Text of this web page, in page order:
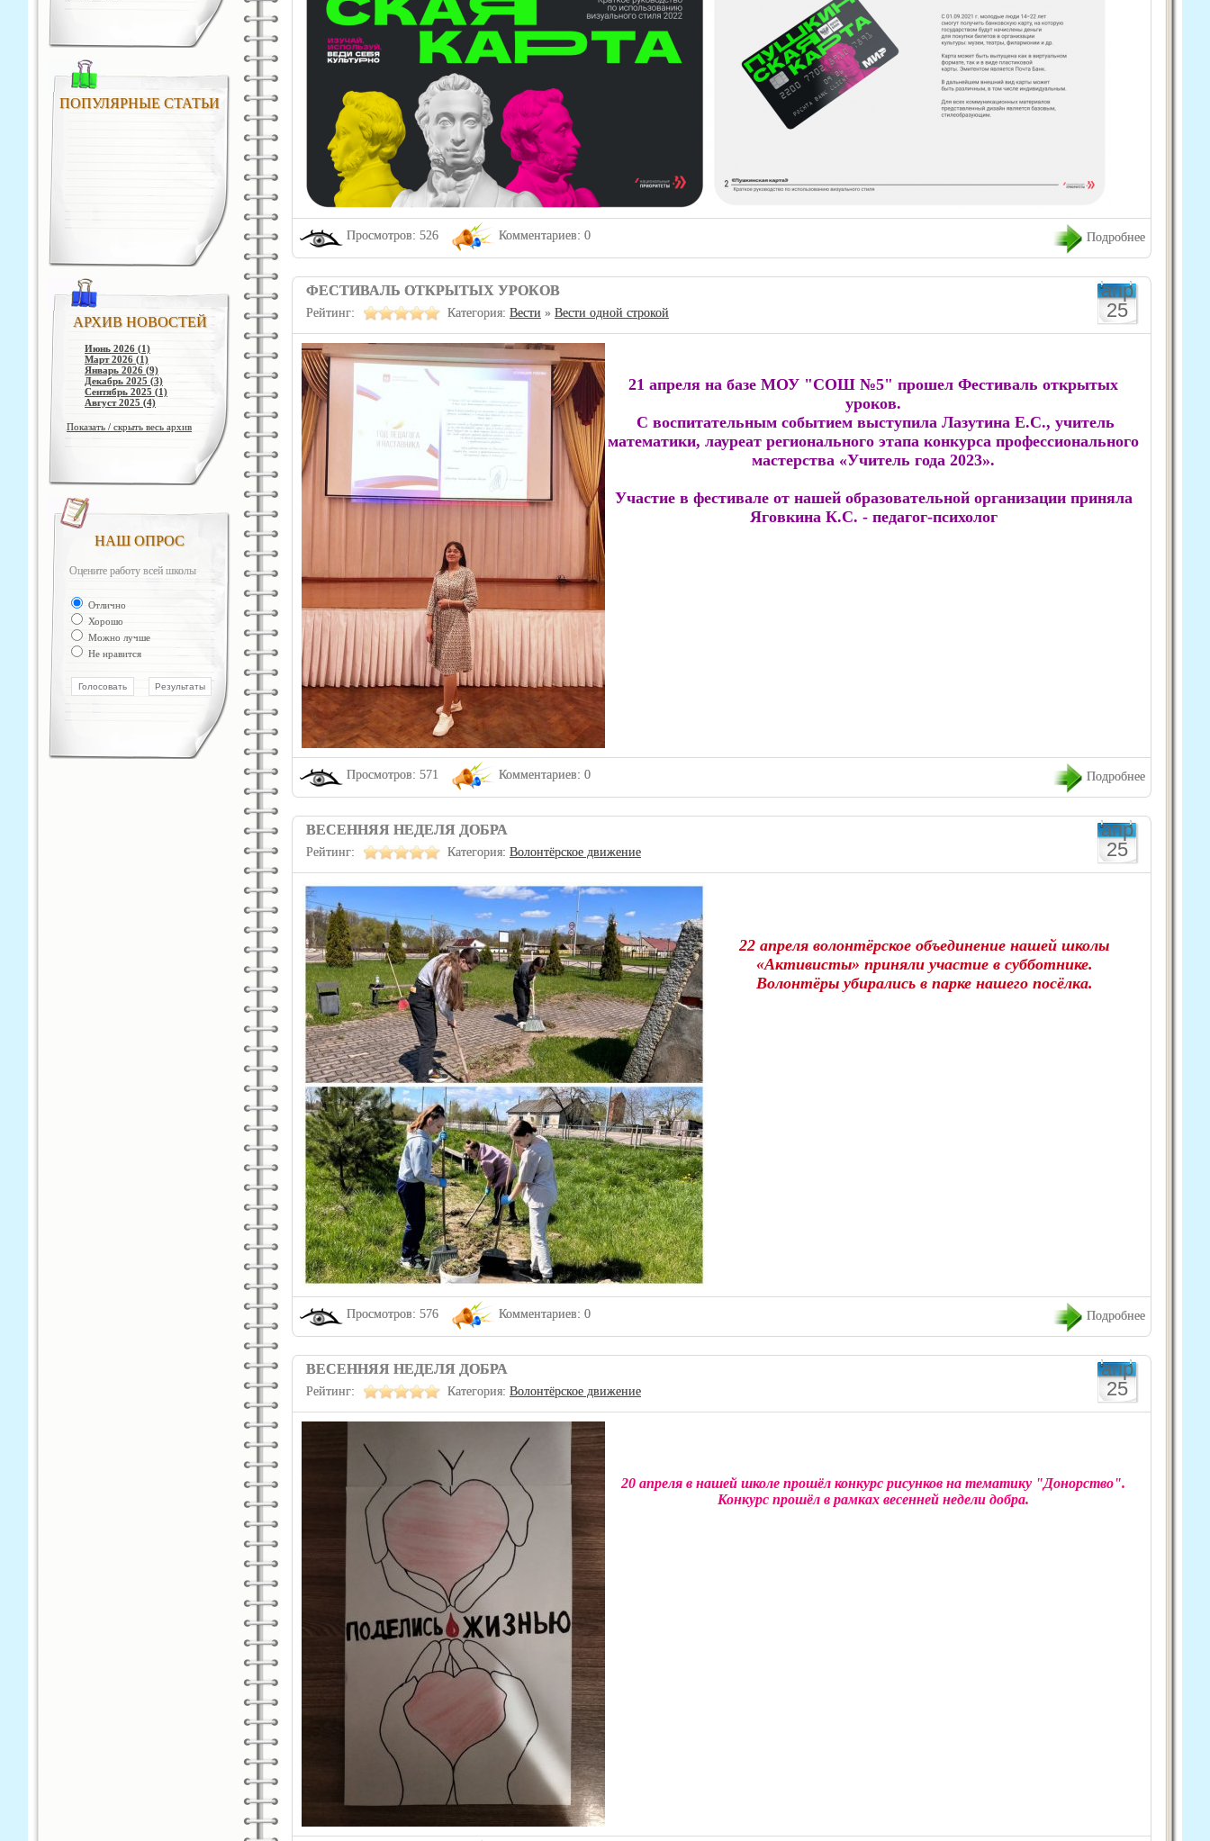
ПОПУЛЯРНЫЕ СТАТЬИ
АРХИВ НОВОСТЕЙ
Июнь 2026 (1)
Март 2026 (1)
Январь 2026 (9)
Декабрь 2025 (3)
Сентябрь 2025 (1)
Август 2025 (4)
Показать / скрыть весь архив
НАШ ОПРОС
Оцените работу всей школы
Отлично
Хорошо
Можно лучше
Не нравится
Просмотров: 526 Комментариев: 0 Подробнее
апр
25
ФЕСТИВАЛЬ ОТКРЫТЫХ УРОКОВ
Рейтинг: Категория: Вести » Вести одной строкой
21 апреля на базе МОУ "СОШ №5" прошел Фестиваль открытых
уроков.
С воспитательным событием выступила Лазутина Е.С., учитель
математики, лауреат регионального этапа конкурса профессионального
мастерства «Учитель года 2023».
Участие в фестивале от нашей образовательной организации приняла
Яговкина К.С. - педагог-психолог
Просмотров: 571 Комментариев: 0 Подробнее
апр
25
ВЕСЕННЯЯ НЕДЕЛЯ ДОБРА
Рейтинг: Категория: Волонтёрское движение
22 апреля волонтёрское объединение нашей школы
«Активисты» приняли участие в субботнике.
Волонтёры убирались в парке нашего посёлка.
Просмотров: 576 Комментариев: 0 Подробнее
апр
25
ВЕСЕННЯЯ НЕДЕЛЯ ДОБРА
Рейтинг: Категория: Волонтёрское движение
20 апреля в нашей школе прошёл конкурс рисунков на тематику "Донорство".
Конкурс прошёл в рамках весенней недели добра.